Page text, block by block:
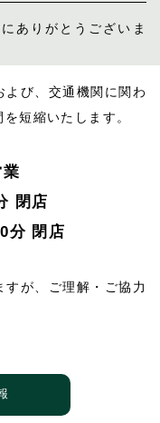
ありがとうございま
よび、交通機関に関わ
短縮いたします。
閉店
分 閉店
が、ご理解・ご協力